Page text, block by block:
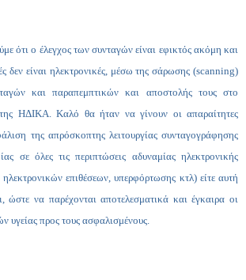
ο έλεγχος των συνταγών είναι εφικτός ακόμη και
δεν είναι ηλεκτρονικές, μέσω της σάρωσης (scanning)
και παραπεμπτικών και αποστολής τους στο
ΗΔΙΚΑ. Καλό θα ήταν να γίνουν οι απαραίτητες
της απρόσκοπτης λειτουργίας συνταγογράφησης
σε όλες τις περιπτώσεις αδυναμίας ηλεκτρονικής
επιθέσεων, υπερφόρτωσης κτλ) είτε αυτή
ώστε να παρέχονται αποτελεσματικά και έγκαιρα οι
υγείας προς τους ασφαλισμένους.